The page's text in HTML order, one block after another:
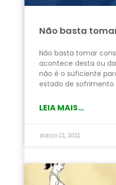
Não basta
Não basta tomar
acontece desta ou
não é o suficiente
estado de sofrimento
LEIA MAIS...
março 12, 2021